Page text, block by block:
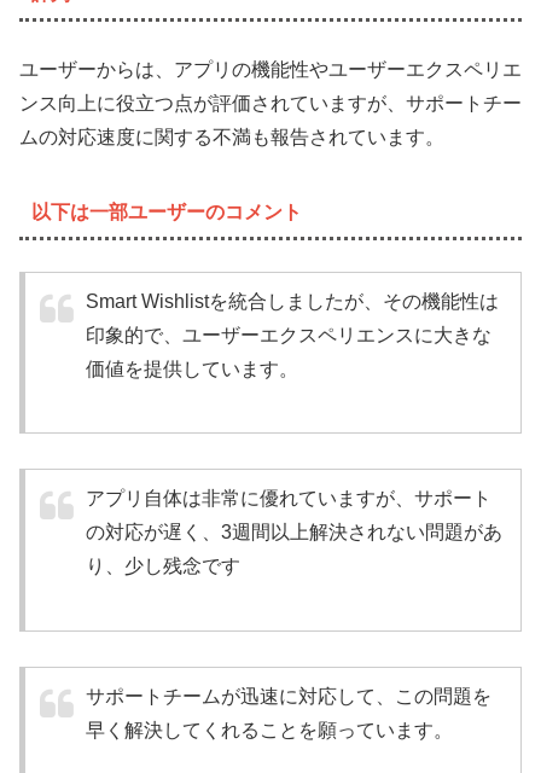
ユーザーからは、アプリの機能性やユーザーエクスペリエ
ンス向上に役立つ点が評価されていますが、サポートチー
ムの対応速度に関する不満も報告されています。
以下は一部ユーザーのコメント
Smart Wishlistを統合しましたが、その機能性は
印象的で、ユーザーエクスペリエンスに大きな
価値を提供しています。
アプリ自体は非常に優れていますが、サポート
の対応が遅く、3週間以上解決されない問題があ
り、少し残念です
サポートチームが迅速に対応して、この問題を
早く解決してくれることを願っています。